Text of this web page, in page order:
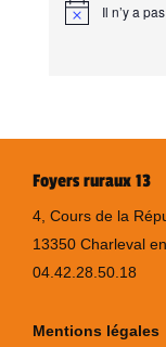
Il n’y a
Foyers ruraux 13
4, Cours de la
13350 Charleval
04.42.28.50.18
Mentions légales